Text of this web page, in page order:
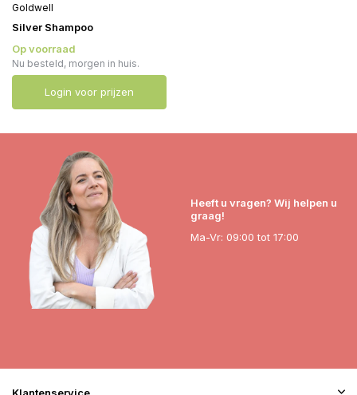
Goldwell
Silver Shampoo
Op voorraad
Nu besteld, morgen in huis.
Login voor prijzen
Heeft u vragen? Wij helpen u
graag!
Ma-Vr: 09:00 tot 17:00